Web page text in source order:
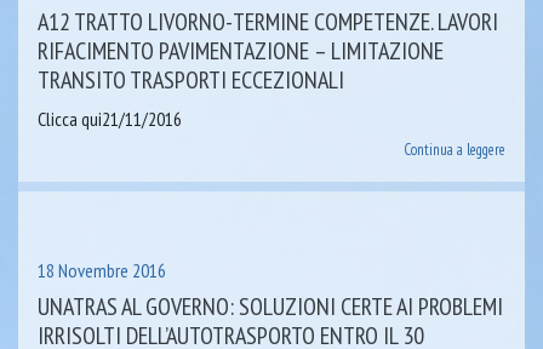
A12 TRATTO LIVORNO-TERMINE COMPETENZE. LAVORI
RIFACIMENTO PAVIMENTAZIONE – LIMITAZIONE
TRANSITO TRASPORTI ECCEZIONALI
Clicca qui21/11/2016
Continua a leggere
18 Novembre 2016
UNATRAS AL GOVERNO: SOLUZIONI CERTE AI PROBLEMI
IRRISOLTI DELL’AUTOTRASPORTO ENTRO IL 30